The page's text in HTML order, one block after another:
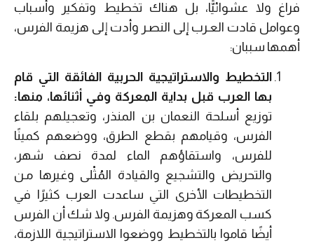
فراغ ولا عشوائيًّا، بل هناك تخطيط وتفكير وأسباب
وعوامل قادت العـرب إلى النصـر وأدت إلى هزيمة الفرس،
أهمها سببان:
التخطيط والاستراتيجية الحربية الفائقة التي قام
بها العرب قبل بداية المعركة وفي أثنائها، منها:
توزيع أسلحة النعمان بن المنذر، وتعجيلهم بلقاء
الفرس، وقيامهم بقطع الطرق، ووضعهم كمينًا
للفرس، واستقاؤهم الماء لمدة نصف شهر،
والتحريض والتشجيع والقيادة المُثْلى وغيرها مـن
التخطيطات الأخرى التي ساعدت العرب كثيرًا في
كسب المعركة وهزيمة الفرس. ولا شك أن الفرس
أيضًا قاموا بالتخطيط ووضعوا الاستراتيجية اللازمة،